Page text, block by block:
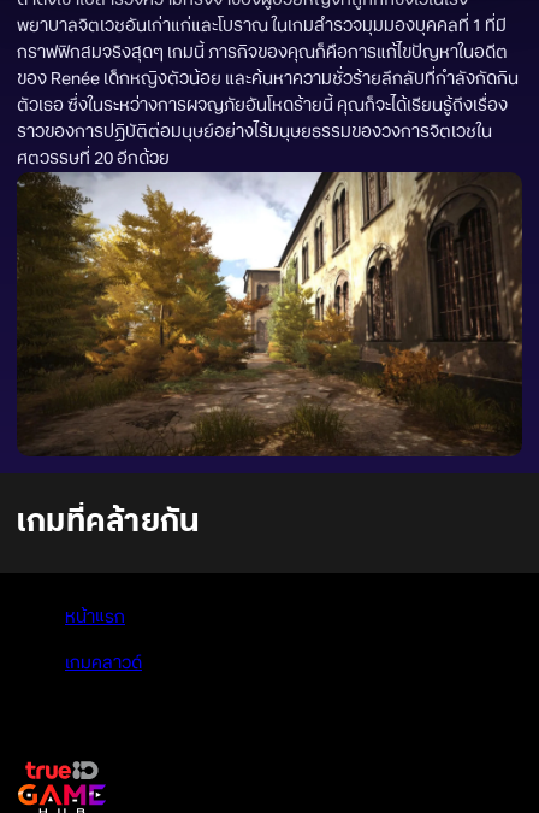
พยาบาลจิตเวชอันเก่าแก่และโบราณ ในเกมสำรวจมุมมองบุคคลที่ 1 ที่มี
กราฟฟิกสมจริงสุดๆ เกมนี้ ภารกิจของคุณก็คือการแก้ไขปัญหาในอดีต
ของ Renée เด็กหญิงตัวน้อย และค้นหาความชั่วร้ายลึกลับที่กำลังกัดกิน
ตัวเธอ ซึ่งในระหว่างการผจญภัยอันโหดร้ายนี้ คุณก็จะได้เรียนรู้ถึงเรื่อง
ราวของการปฏิบัติต่อมนุษย์อย่างไร้มนุษยธรรมของวงการจิตเวชใน
ศตวรรษที่ 20 อีกด้วย
เกมที่คล้ายกัน
หน้าแรก
เกมคลาวด์